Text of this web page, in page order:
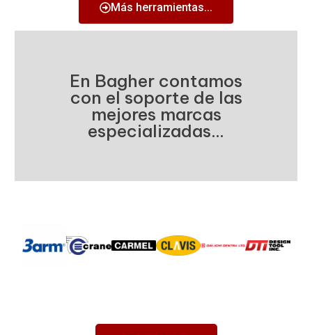
Más herramientas...
En Bagher contamos
con el soporte de las
mejores marcas
especializadas...